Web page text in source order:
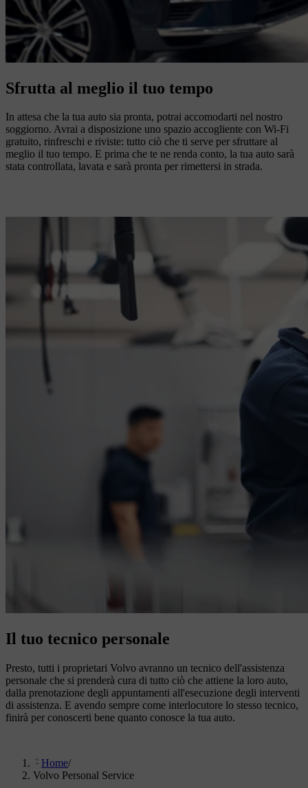
Sfrutta al meglio il tuo tempo
In attesa che la tua auto sia pronta, potrai accomodarti nel nostro
soggiorno. Avrai a disposizione uno spazio accogliente con Wi-Fi
gratuito, rinfreschi e riviste: tutto ciò che ti serve per sfruttare al
meglio il tuo tempo. E prima che te ne renda conto, la tua auto sarà
stata controllata, lavata e sarà pronta per rimettersi in strada.
Il tuo tecnico personale
Presto, tutti i proprietari Volvo avranno un tecnico dell'assistenza
personale che si prenderà cura di tutto ciò che attiene la loro auto,
dalla prenotazione degli appuntamenti all'esecuzione degli interventi
di assistenza. E avendo sempre come interlocutore lo stesso tecnico,
finirà per conoscerti bene quanto conosce la tua auto.
Home/
Volvo Personal Service